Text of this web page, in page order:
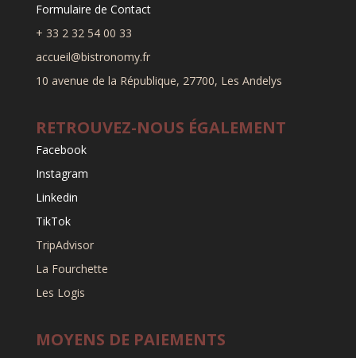
Formulaire de Contact
+ 33 2 32 54 00 33
accueil@bistronomy.fr
10 avenue de la République, 27700, Les Andelys
RETROUVEZ-NOUS ÉGALEMENT
Facebook
Instagram
Linkedin
TikTok
TripAdvisor
La Fourchette
Les Logis
MOYENS DE PAIEMENTS